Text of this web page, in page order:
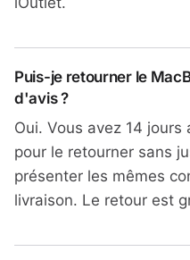
Puis-je retourner le
d'avis ?
Oui. Vous avez 14
pour le retourner sans
présenter les mêmes
livraison. Le retour est